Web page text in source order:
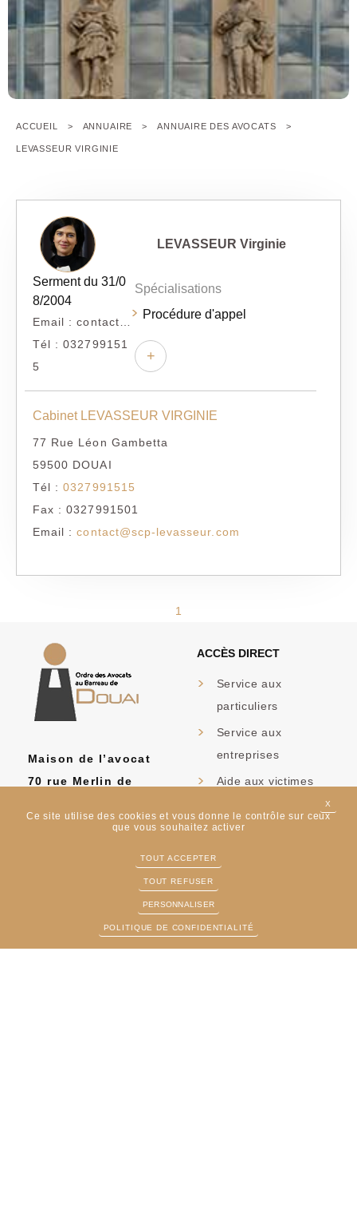
Ce site utilise des cookies et vous donne le contrôle sur ceux
que vous souhaitez activer
TOUT ACCEPTER
TOUT REFUSER
PERSONNALISER
POLITIQUE DE CONFIDENTIALITÉ
X
ACCUEIL ANNUAIRE ANNUAIRE DES AVOCATS
LEVASSEUR VIRGINIE
LEVASSEUR Virginie
Serment du 31/0
8/2004
Email : contact@scp-levasseur.com
Tél : 032799151
5
Spécialisations
Procédure d'appel
+
Cabinet LEVASSEUR VIRGINIE
77 Rue Léon Gambetta
59500 DOUAI
Tél :0327991515
Fax : 0327991501
Email :contact@scp-levasseur.com
1
Maison de l’avocat
70 rue Merlin de
ACCÈS DIRECT
Service aux
particuliers
Service aux
entreprises
Aide aux victimes
Formulaires Aide
Aide au mineur